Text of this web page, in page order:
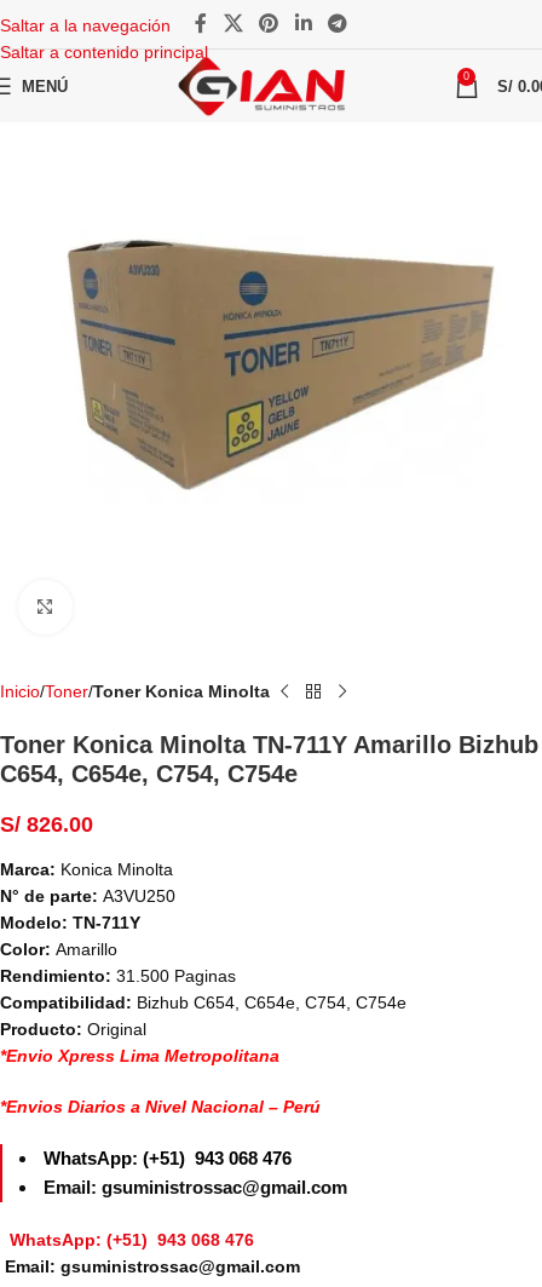
Saltar a la navegación
Saltar a contenido principal
MENÚ
0
S/
Inicio Toner Toner Konica Minolta
Toner Konica Minolta TN-711Y Amarillo Bizhub
C654, C654e, C754, C754e
S/ 826.00
Marca: Konica Minolta
N° de parte: A3VU250
Modelo: TN-711Y
Color: Amarillo
Rendimiento: 31.500 Paginas
Compatibilidad: Bizhub C654, C654e, C754, C754e
Producto: Original
*Envio Xpress Lima Metropolitana
*Envios Diarios a Nivel Nacional – Perú
WhatsApp: (+51) 943 068 476
Email: gsuministrossac@gmail.com
WhatsApp: (+51) 943 068 476
Email: gsuministrossac@gmail.com